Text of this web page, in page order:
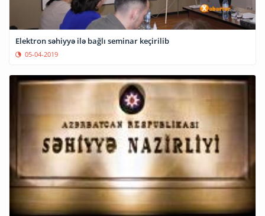
Elektron səhiyyə ilə bağlı seminar keçirilib
05-04-2019